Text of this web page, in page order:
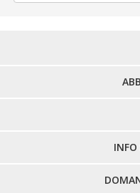
LINEE
INFO